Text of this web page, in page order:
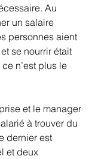
Au
un salaire
personnes aient
se nourrir était
n’est plus le
et le manager
à trouver du
dernier est
et deux